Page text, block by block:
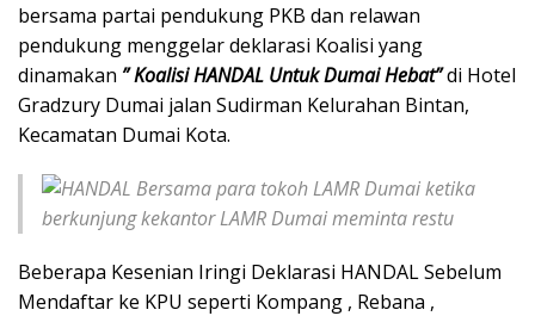
bersama partai pendukung PKB dan relawan
pendukung menggelar deklarasi Koalisi yang
dinamakan ” Koalisi HANDAL Untuk Dumai Hebat”di Hotel
Gradzury Dumai jalan Sudirman Kelurahan Bintan,
Kecamatan Dumai Kota.
Beberapa Kesenian Iringi Deklarasi HANDAL Sebelum
Mendaftar ke KPU seperti Kompang , Rebana ,